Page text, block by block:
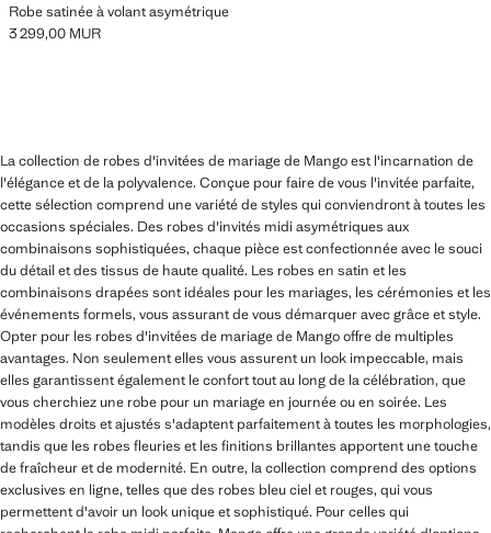
Robe satinée à volant asymétrique
Prix actuel [3 299,00 MUR ]
3 299,00 MUR
La collection de robes d'invitées de mariage de Mango est l'incarnation de
l'élégance et de la polyvalence. Conçue pour faire de vous l'invitée parfaite,
cette sélection comprend une variété de styles qui conviendront à toutes les
occasions spéciales. Des robes d'invités midi asymétriques aux
combinaisons sophistiquées, chaque pièce est confectionnée avec le souci
du détail et des tissus de haute qualité. Les robes en satin et les
combinaisons drapées sont idéales pour les mariages, les cérémonies et les
événements formels, vous assurant de vous démarquer avec grâce et style.
Opter pour les robes d'invitées de mariage de Mango offre de multiples
avantages. Non seulement elles vous assurent un look impeccable, mais
elles garantissent également le confort tout au long de la célébration, que
vous cherchiez une robe pour un mariage en journée ou en soirée. Les
modèles droits et ajustés s'adaptent parfaitement à toutes les morphologies,
tandis que les robes fleuries et les finitions brillantes apportent une touche
de fraîcheur et de modernité. En outre, la collection comprend des options
exclusives en ligne, telles que des robes bleu ciel et rouges, qui vous
permettent d'avoir un look unique et sophistiqué. Pour celles qui